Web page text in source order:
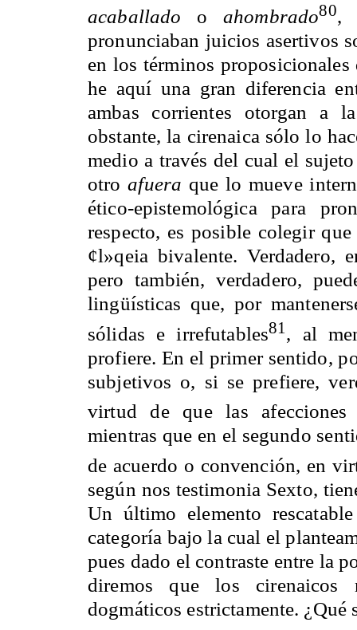
acaballado oahombrado80,
pronunciaban juicios asertivos
en los términos proposicionales
he aquí una gran diferencia
ambas corrientes otorgan a
obstante, la cirenaica sólo lo
medio a través del cual el
otroafuera que lo mueve
ético-epistemológica para
respecto, es posible colegir
¢l»qeia bivalente. Verdadero,
pero también, verdadero,
lingüísticas que, por
sólidas e irrefutables81 , al
profiere. En el primer sentido,
subjetivos o, si se prefiere,
virtud de que las afecciones
mientras que en el segundo
de acuerdo o convención, en
según nos testimonia Sexto,
Un último elemento
categoría bajo la cual el
pues dado el contraste entre la
diremos que los cirenaicos
dogmáticos estrictamente. ¿Qué